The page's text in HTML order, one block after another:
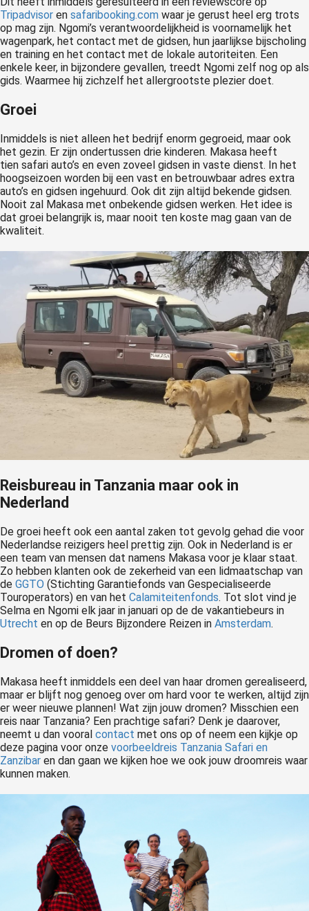
Tripadvisor en safaribooking.com waar je gerust heel erg trots
op mag zijn. Ngomi’s verantwoordelijkheid is voornamelijk het
wagenpark, het contact met de gidsen, hun jaarlijkse bijscholing
en training en het contact met de lokale autoriteiten. Een
enkele keer, in bijzondere gevallen, treedt Ngomi zelf nog op als
gids. Waarmee hij zichzelf het allergrootste plezier doet.
Groei
Inmiddels is niet alleen het bedrijf enorm gegroeid, maar ook
het gezin. Er zijn ondertussen drie kinderen. Makasa heeft
tien safari auto’s en even zoveel gidsen in vaste dienst. In het
hoogseizoen worden bij een vast en betrouwbaar adres extra
auto’s en gidsen ingehuurd. Ook dit zijn altijd bekende gidsen.
Nooit zal Makasa met onbekende gidsen werken. Het idee is
dat groei belangrijk is, maar nooit ten koste mag gaan van de
kwaliteit.
Reisbureau in Tanzania maar ook in
Nederland
De groei heeft ook een aantal zaken tot gevolg gehad die voor
Nederlandse reizigers heel prettig zijn. Ook in Nederland is er
een team van mensen dat namens Makasa voor je klaar staat.
Zo hebben klanten ook de zekerheid van een lidmaatschap van
de GGTO (Stichting Garantiefonds van Gespecialiseerde
Touroperators) en van het Calamiteitenfonds. Tot slot vind je
Selma en Ngomi elk jaar in januari op de de vakantiebeurs in
Utrecht en op de Beurs Bijzondere Reizen in Amsterdam.
Dromen of doen?
Makasa heeft inmiddels een deel van haar dromen gerealiseerd,
maar er blijft nog genoeg over om hard voor te werken, altijd zijn
er weer nieuwe plannen! Wat zijn jouw dromen? Misschien een
reis naar Tanzania? Een prachtige safari? Denk je daarover,
neemt u dan vooral contact met ons op of neem een kijkje op
deze pagina voor onze voorbeeldreis Tanzania Safari en
Zanzibar en dan gaan we kijken hoe we ook jouw droomreis waar
kunnen maken.